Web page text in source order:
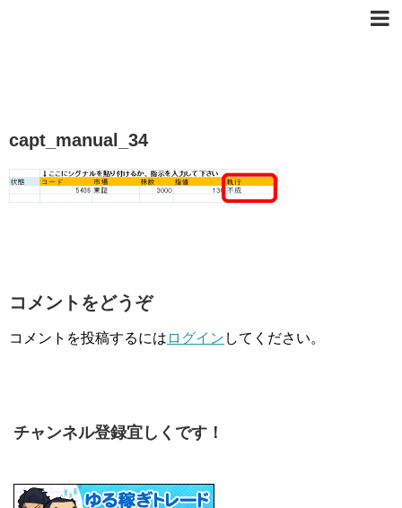
capt_manual_34
コメントをどうぞ
コメントを投稿するには ログイン してください。
チャンネル登録宜しくです！